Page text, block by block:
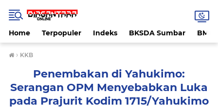
Home Terpopuler Indeks BKSDA Sumbar
› KKB
Penembakan di Yahukimo:
Serangan OPM Menyebabkan Luka
pada Prajurit Kodim 1715/Yahukimo